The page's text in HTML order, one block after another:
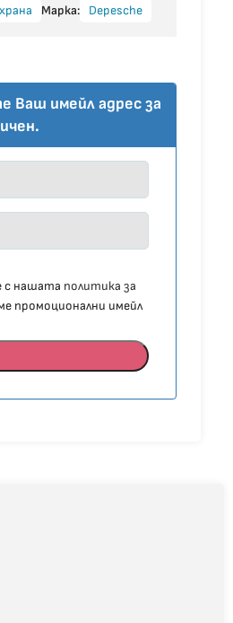
Марка: Depesche
Ваш имейл адрес за
с нашата политика за
промоционални имейл